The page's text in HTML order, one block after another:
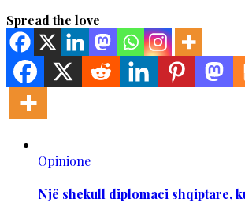
Spread the love
Opinione
Një shekull diplomaci shqiptare,